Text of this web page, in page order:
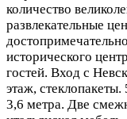
количество
развлекательные
исторического
гостей. Вход с
этаж,
3,6 метра. Две